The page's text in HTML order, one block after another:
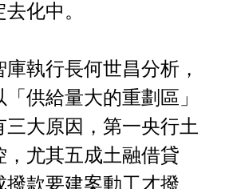
化中。
執行長何世昌分析，
供給量大的重劃區」
三大原因，第一央行土
，尤其五成土融借貸
撥款要建案動工才撥